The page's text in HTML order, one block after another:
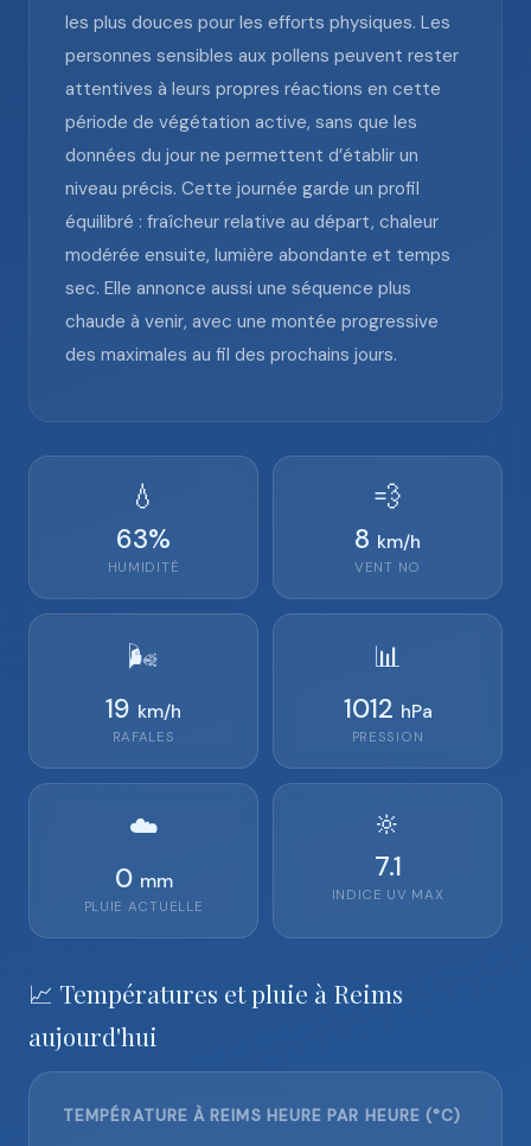
les plus douces pour les efforts physiques. Les
personnes sensibles aux pollens peuvent rester
attentives à leurs propres réactions en cette
période de végétation active, sans que les
données du jour ne permettent d’établir un
niveau précis. Cette journée garde un profil
équilibré : fraîcheur relative au départ, chaleur
modérée ensuite, lumière abondante et temps
sec. Elle annonce aussi une séquence plus
chaude à venir, avec une montée progressive
des maximales au fil des prochains jours.
💧
63%
HUMIDITÉ
💨
8 km/h
VENT NO
🌬️
19 km/h
RAFALES
📊
1012 hPa
PRESSION
☁️
0 mm
PLUIE ACTUELLE
🔆
7.1
INDICE UV MAX
📈 Températures et pluie à Reims
aujourd'hui
TEMPÉRATURE À REIMS HEURE PAR HEURE (°C)